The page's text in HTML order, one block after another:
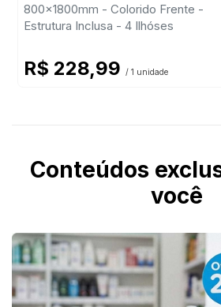
800x1800mm - Colorido Frente -
Estrutura Inclusa - 4 Ilhóses
R$ 228,99 / 1 unidade
Conteúdos
você